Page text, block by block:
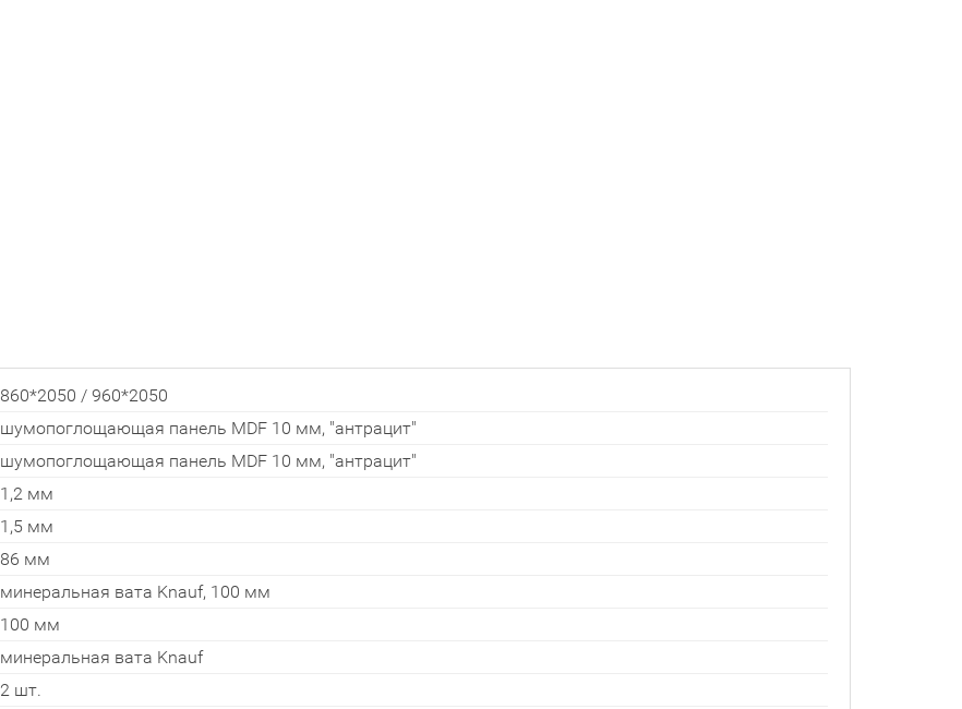
860*2050 / 960*2050
шумопоглощающая панель MDF 10 мм, "антрацит"
шумопоглощающая панель MDF 10 мм, "антрацит"
1,2 мм
1,5 мм
86 мм
минеральная вата Knauf, 100 мм
100 мм
минеральная вата Knauf
2 шт.
mājai